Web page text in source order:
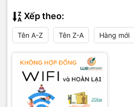
Xếp theo:
Tên A-Z Tên Z-A Hàng mới